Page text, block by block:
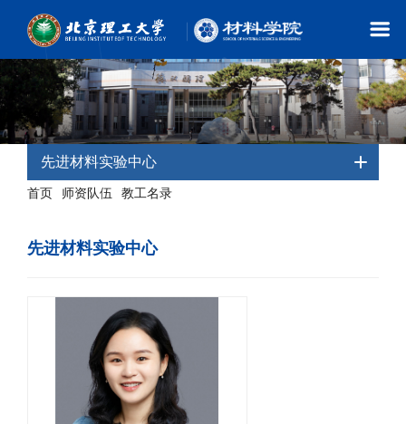
先进材料实验中心
首页 师资队伍 教工名录
先进材料实验中心